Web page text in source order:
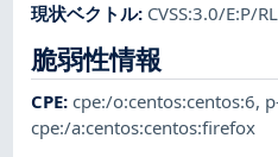
現状ベクトル: CVSS:3.0/E:P/
脆弱性情報
CPE:cpe:/o:centos:centos:6,
cpe:/a:centos:centos:firefox